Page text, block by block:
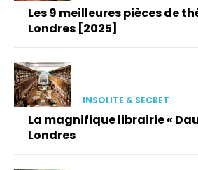
Les 9 meilleures pièces de
Londres [2025]
INSOLITE & SECRET
La magnifique librairie «
Londres